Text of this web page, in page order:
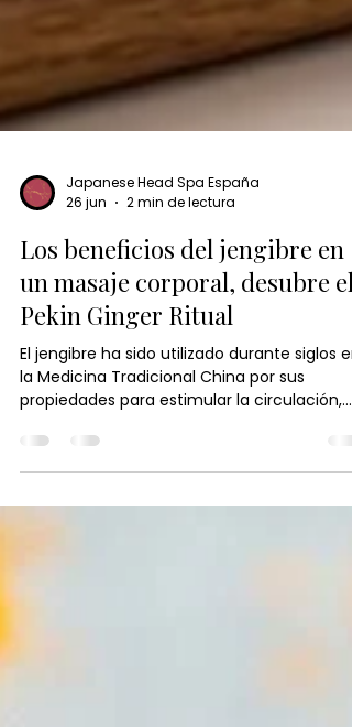
Japanese Head Spa España
26 jun
2 min de lectura
Los beneficios del jengibre en
un masaje corporal, desubre el
Pekin Ginger Ritual
El jengibre ha sido utilizado durante siglos en
aliviar la tensión y promover el equilibrio del